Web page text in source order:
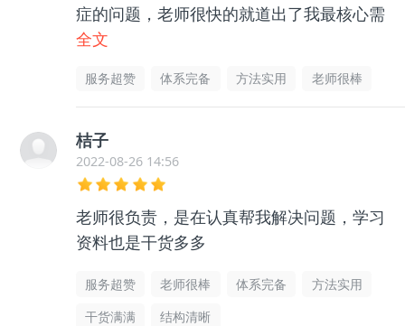
症的问题，老师很快的就道出了我最核心需
要解决的点，我照着做，真的让我不再那么
全文
服务超赞 体系完备 方法实用 老师很棒
桔子
2022-08-26 14:56
老师很负责，是在认真帮我解决问题，学习
资料也是干货多多
服务超赞 老师很棒 体系完备
方法实用
干货满满
结构清晰